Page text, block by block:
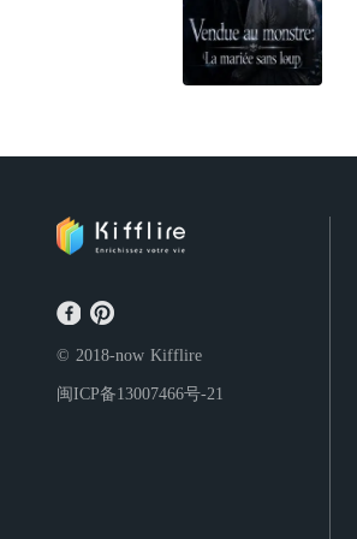
© 2018-now Kifflire
闽ICP备13007466号-21